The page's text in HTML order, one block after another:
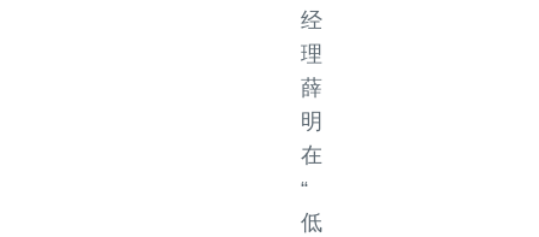
经
理
薛
明
在
“
低